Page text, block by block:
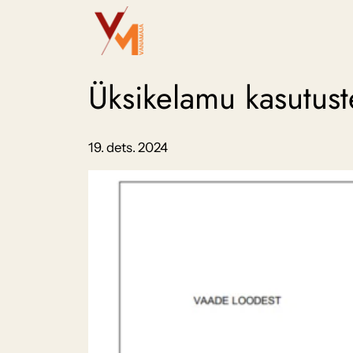
Üksikelamu
19. dets. 2024